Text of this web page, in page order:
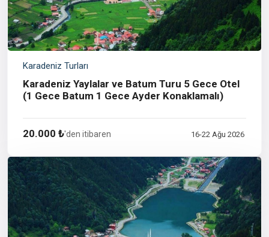
Karadeniz Turları
Karadeniz Yaylalar ve Batum Turu 5 Gece Otel
(1 Gece Batum 1 Gece Ayder Konaklamalı)
20.000 ₺'den itibaren 16-22 Ağu 2026